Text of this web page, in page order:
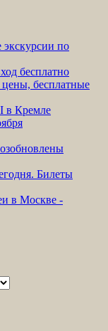
по
бесплатно
цены, бесплатные
в Кремле
Билеты
в Москве -